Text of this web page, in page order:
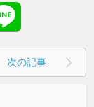
次の記事